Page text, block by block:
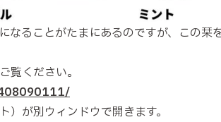
なることがたまにあるのですが、この栞
覧ください。
が別ウィンドウで開きます。